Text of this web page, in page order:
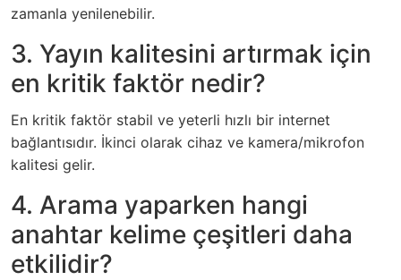
zamanla yenilenebilir.
3. Yayın kalitesini artırmak için
en kritik faktör nedir?
En kritik faktör stabil ve yeterli hızlı bir internet
bağlantısıdır. İkinci olarak cihaz ve kamera/mikrofon
kalitesi gelir.
4. Arama yaparken hangi
anahtar kelime çeşitleri daha
etkilidir?